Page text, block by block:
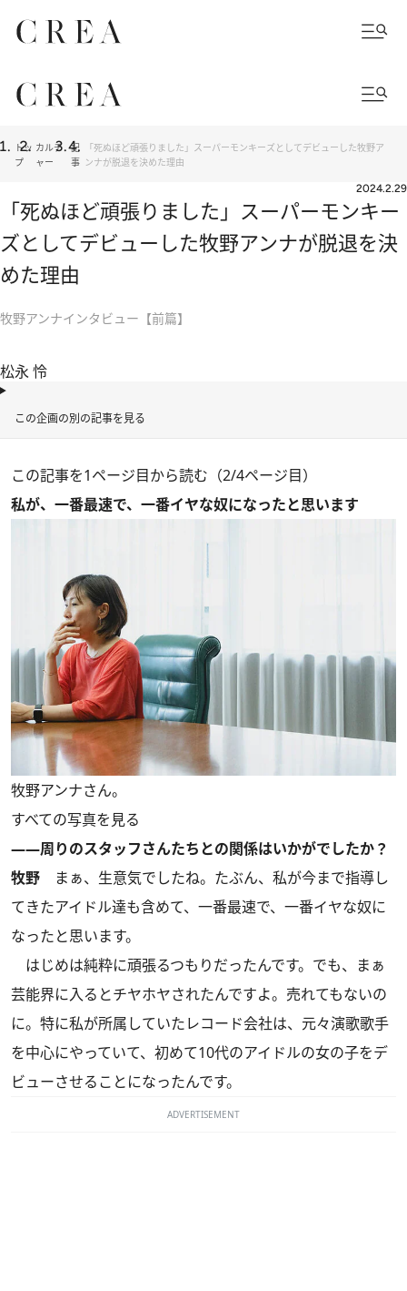
トッ
プ
カルチ
ャー
記
事
「死ぬほど頑張りました」スーパーモンキーズとしてデビューした牧野ア
ンナが脱退を決めた理由
2024.2.29
「死ぬほど頑張りました」スーパーモンキー
ズとしてデビューした牧野アンナが脱退を決
めた理由
牧野アンナインタビュー【前篇】
松永 怜
この企画の別の記事を見る
この記事を1ページ目から読む（2/4ページ目）
私が、一番最速で、一番イヤな奴になったと思います
牧野アンナさん。
すべての写真を見る
――周りのスタッフさんたちとの関係はいかがでしたか？
牧野 まぁ、生意気でしたね。たぶん、私が今まで指導し
てきたアイドル達も含めて、一番最速で、一番イヤな奴に
なったと思います。
はじめは純粋に頑張るつもりだったんです。でも、まぁ
芸能界に入るとチヤホヤされたんですよ。売れてもないの
に。特に私が所属していたレコード会社は、元々演歌歌手
を中心にやっていて、初めて10代のアイドルの女の子をデ
ビューさせることになったんです。
ADVERTISEMENT